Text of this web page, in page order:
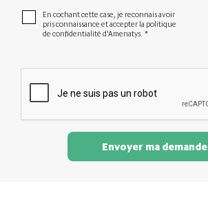
En cochant cette case, je reconnais avoir
pris connaissance et accepter la politique
de confidentialité d'Amenatys. *
Envoyer ma demande